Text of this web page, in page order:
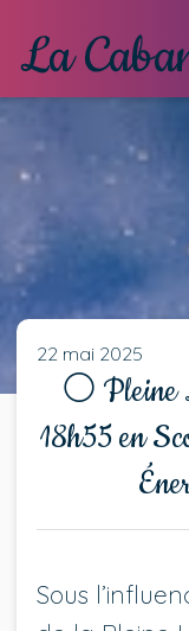
22 mai 2025
🌕 Pleine
18h55 en
Sous